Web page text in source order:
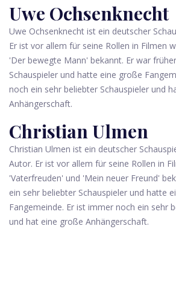
Uwe Ochsenknecht
Uwe Ochsenknecht ist ein deutscher
Er ist vor allem für seine Rollen in Filmen
'Der bewegte Mann' bekannt. Er war
Schauspieler und hatte eine große
noch ein sehr beliebter Schauspieler und
Anhängerschaft.
Christian Ulmen
Christian Ulmen ist ein deutscher
Autor. Er ist vor allem für seine Rollen in
'Vaterfreuden' und 'Mein neuer Freund'
ein sehr beliebter Schauspieler und hatte
Fangemeinde. Er ist immer noch ein sehr
und hat eine große Anhängerschaft.